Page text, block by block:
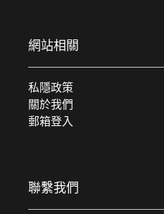
網站相關
私隱政策
關於我們
郵箱登入
聯繫我們